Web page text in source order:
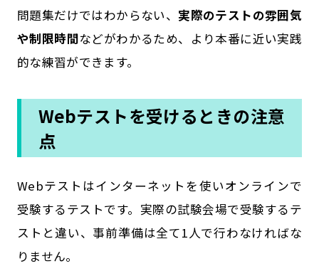
問題集だけではわからない、 実際のテストの雰囲気
や制限時間などがわかるため、より本番に近い実践
的な練習ができます。
Webテストを受けるときの注意
点
Webテストはインターネットを使いオンラインで
受験するテストです。実際の試験会場で受験するテ
ストと違い、事前準備は全て1人で行わなければな
りません。